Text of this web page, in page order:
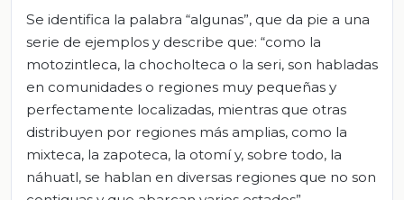
Se identifica la palabra “algunas”, que da pie a una
serie de ejemplos y describe que: “como la
motozintleca, la chocholteca o la seri, son habladas
en comunidades o regiones muy pequeñas y
perfectamente localizadas, mientras que otras
distribuyen por regiones más amplias, como la
mixteca, la zapoteca, la otomí y, sobre todo, la
náhuatl, se hablan en diversas regiones que no son